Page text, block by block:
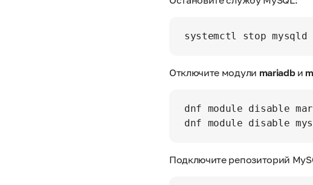
Отключите модули mariadbи
dnf module disable
Подключите репозиторий